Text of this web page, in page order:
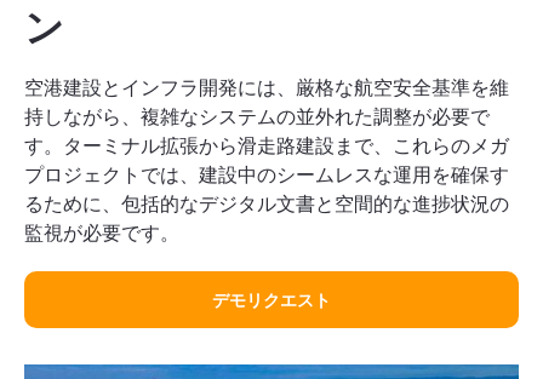
ン
空港建設とインフラ開発には、厳格な航空安全基準を維
持しながら、複雑なシステムの並外れた調整が必要で
す。ターミナル拡張から滑走路建設まで、これらのメガ
プロジェクトでは、建設中のシームレスな運用を確保す
るために、包括的なデジタル文書と空間的な進捗状況の
監視が必要です。
デモリクエスト